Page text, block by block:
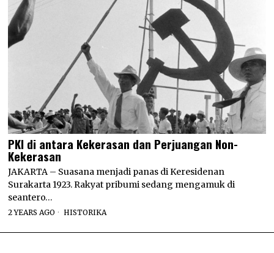
PKI di antara Kekerasan dan Perjuangan Non-
Kekerasan
JAKARTA – Suasana menjadi panas di Keresidenan
Surakarta 1923. Rakyat pribumi sedang mengamuk di
seantero…
2 YEARS AGO HISTORIKA